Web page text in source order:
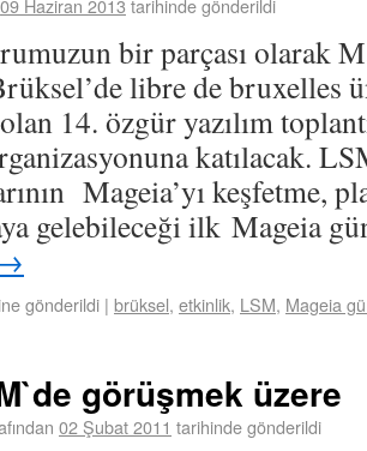
09 Haziran 2013 tarihinde gönderildi
bir parçası olarak
libre de bruxelles
14. özgür yazılım
katılacak.
Mageia’yı keşfetme,
gelebileceği ilk Mageia
gönderildi | brüksel, etkinlik, LSM, Mageia
görüşmek üzere
02 Şubat 2011 tarihinde gönderildi